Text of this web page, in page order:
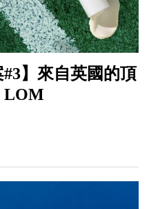
#3】來自英國的頂
LOM